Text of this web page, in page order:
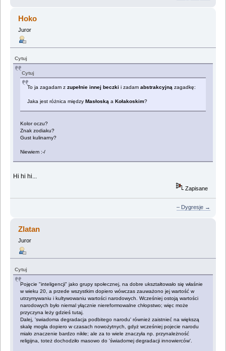
Hoko
Juror
Cytuj
Cytuj
To ja zagadam zzupełnie innej beczki i zadamabstrakcyjną zagadkę:
Jaka jest różnica międzyMasłoską aKołakoskim?
Kolor oczu?
Znak zodiaku?
Gust kulinarny?
Niewiem :-/
Hi hi hi...
Zapisane
– Dygresje →
Zlatan
Juror
Cytuj
Pojęcie "inteligencji" jako grupy społecznej, na dobre ukształtowało się właśnie
w wieku 20, a przede wszystkim dopiero wówczas zauważono jej wartość w
utrzymywaniu i kultywowaniu wartości narodowych. Wcześniej ostoją wartości
narodowych było niemal yłącznie niereformowalne chłopstwo; więc może
przyczyna leży gdzieś tutaj.
Dalej, 'swiadoma degradacja podbitego narodu' również zaistnieć na większą
skalę mogła dopiero w czasach nowożytnych, gdyż wcześniej pojecie narodu
miało znaczenie bardzo nikłe; ale za to wiele znaczyła np. przynależność
religijna, toteż dochodziło masowo do 'świadomej degradacji innowierców'.